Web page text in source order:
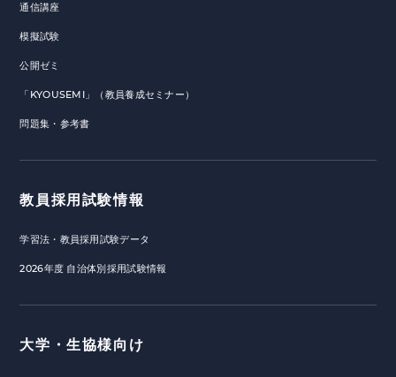
通信講座
模擬試験
公開ゼミ
「KYOUSEMI」（教員養成セミナー）
問題集・参考書
教員採用試験情報
学習法・教員採用試験データ
2026年度 自治体別採用試験情報
大学・生協様向け